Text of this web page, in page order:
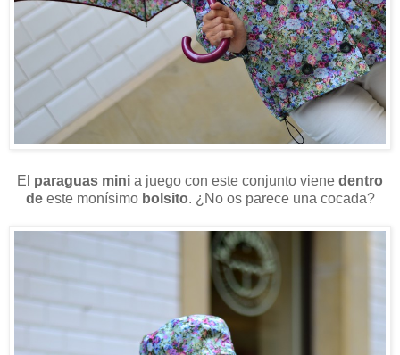
El paraguas mini a juego con este conjunto viene dentro
de este monísimobolsito. ¿No os parece una cocada?